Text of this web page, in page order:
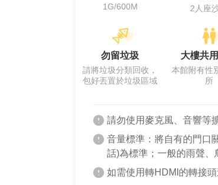
1G/600M 2人座
勿留垃圾
請將垃圾分類回收，
包好丟置於垃圾區域
大樓共
本館附有性
所
請勿使用麥克風、音響等
音量標準：將自有的門口
話)為標準；一般的雨聲、
如需使用轉HDMI的轉接